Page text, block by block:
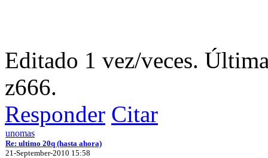
Editado 1 vez/veces.
z666.
Responder Citar
unomas
Re: ultimo 20q (hasta ahora)
21-September-2010 15:58